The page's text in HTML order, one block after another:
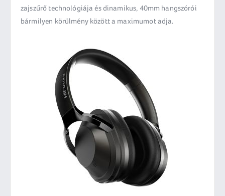
zajszűrő technológiája és dinamikus, 40mm hangszórói
bármilyen körülmény között a maximumot adja.